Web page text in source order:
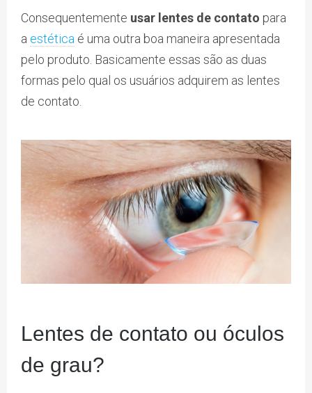
Consequentemente usar lentes de contato para
a estética é uma outra boa maneira apresentada
pelo produto. Basicamente essas são as duas
formas pelo qual os usuários adquirem as lentes
de contato.
Lentes de contato ou óculos
de grau?